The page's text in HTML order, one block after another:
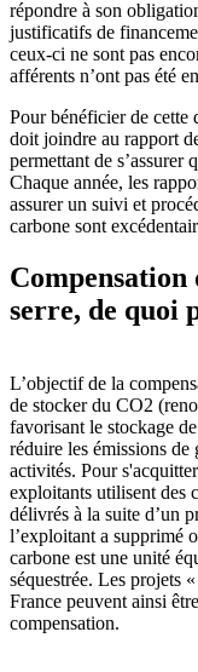
répondre à son
justificatifs de
ceux-ci ne sont pas
afférents n’ont pas été
Pour bénéficier de cette
doit joindre au rapport
permettant de s’assurer
Chaque année, les
assurer un suivi et
carbone sont
Compensation
serre, de quoi
L’objectif de la
de stocker du CO2
favorisant le stockage
réduire les émissions de
activités. Pour
exploitants utilisent des
délivrés à la suite d’un
l’exploitant a supprimé
carbone est une unité
séquestrée. Les projets
France peuvent ainsi
compensation.